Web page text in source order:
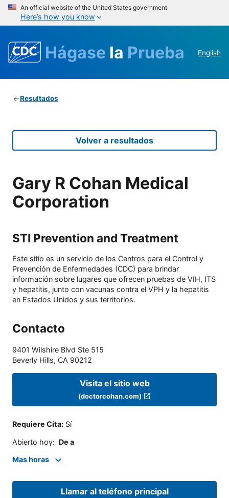
An official website of the United States government
Here’s how you know
Hágase la Prueba English
Resultados
Volver a resultados
Gary R Cohan Medical
Corporation
STI Prevention and Treatment
Este sitio es un servicio de los Centros para el Control y
Prevención de Enfermedades (CDC) para brindar
información sobre lugares que ofrecen pruebas de VIH, ITS
y hepatitis, junto con vacunas contra el VPH y la hepatitis
en Estados Unidos y sus territorios.
Contacto
9401 Wilshire Blvd Ste 515
Beverly Hills, CA 90212
Visita el sitio web
(doctorcohan.com)
Requiere Cita: Sí
Abierto hoy: De a
Mas horas
Llamar al teléfono principal